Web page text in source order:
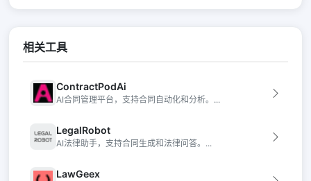
相关工具
ContractPodAi
AI合同管理平台，支持合同自动化和分析。...
LegalRobot
AI法律助手，支持合同生成和法律问答。...
LawGeex